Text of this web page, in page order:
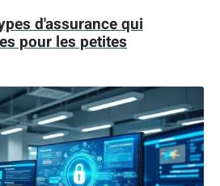
d'assurance qui
pour les petites